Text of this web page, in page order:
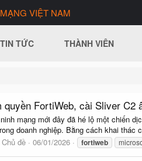
VIỆT NAM
TIN TỨC THÀNH VIÊN
quyền FortiWeb, cài Sliver C2
mạng mới đây đã hé lộ một chiến
doanh nghiệp. Bằng cách khai
Chủ đề 06/01/2026 fortiweb